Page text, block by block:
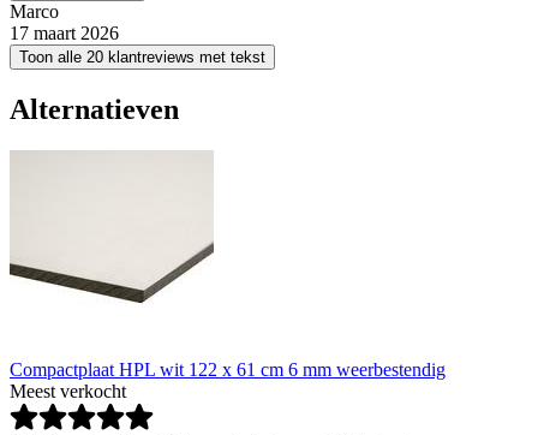
Marco
17 maart 2026
Toon alle 20 klantreviews met tekst
Alternatieven
Compactplaat HPL wit 122 x 61 cm 6 mm weerbestendig
Meest verkocht